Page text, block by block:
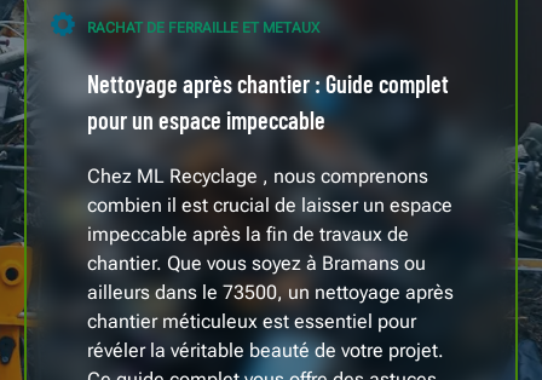
RACHAT DE FERRAILLE ET METAUX
Nettoyage après chantier : Guide complet
pour un espace impeccable
Chez ML Recyclage , nous comprenons
combien il est crucial de laisser un espace
impeccable après la fin de travaux de
chantier. Que vous soyez à Bramans ou
ailleurs dans le 73500, un nettoyage après
chantier méticuleux est essentiel pour
révéler la véritable beauté de votre projet.